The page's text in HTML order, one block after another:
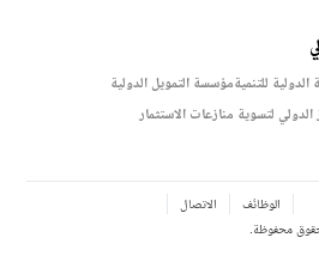
للتنميةمؤسسة التمويل الدولية
الدولي لتسوية منازعات الاستثمار
الوظائف
الاتصال
محفوظة.